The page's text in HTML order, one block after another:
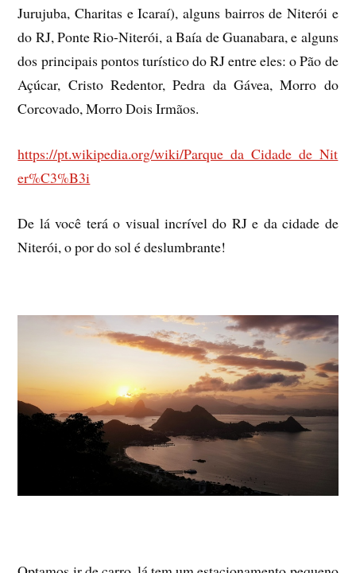
Jurujuba, Charitas e Icaraí), alguns bairros de Niterói e
do RJ, Ponte Rio-Niterói, a Baía de Guanabara, e alguns
dos principais pontos turístico do RJ entre eles: o Pão de
Açúcar, Cristo Redentor, Pedra da Gávea, Morro do
Corcovado, Morro Dois Irmãos.
https://pt.wikipedia.org/wiki/Parque_da_Cidade_de_Nit
er%C3%B3i
De lá você terá o visual incrível do RJ e da cidade de
Niterói, o por do sol é deslumbrante!